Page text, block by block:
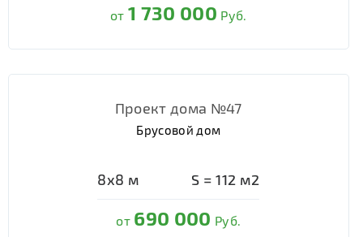
от 1 730 000 Руб.
Проект дома №47
Брусовой дом
8х8 м S =112 м2
от 690 000 Руб.